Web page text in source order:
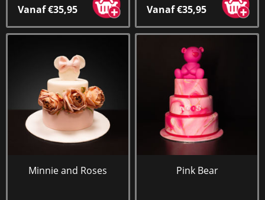
Vanaf €35,95 Vanaf €35,95
Minnie and Roses Pink Bear